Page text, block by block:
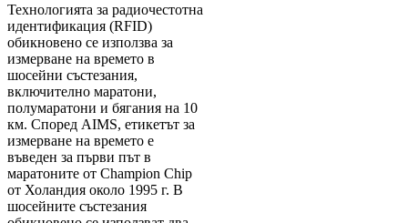
Технологията за радиочестотна
идентификация (RFID)
обикновено се използва за
измерване на времето в
шосейни състезания,
включително маратони,
полумаратони и бягания на 10
км. Според AIMS, етикетът за
измерване на времето е
въведен за първи път в
маратоните от Champion Chip
от Холандия около 1995 г. В
шосейните състезания